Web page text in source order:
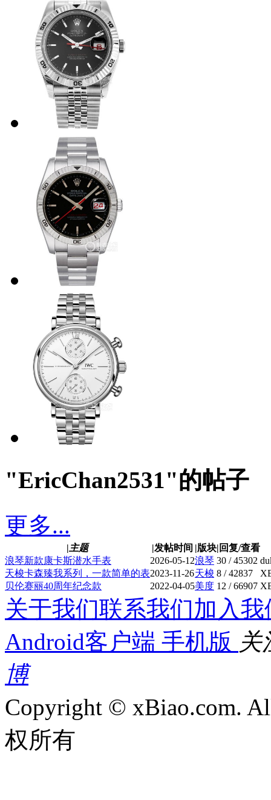
"EricChan2531"的帖子
更多...
| 主题 |发帖时间 |版块| 回复/查看
浪琴新款康卡斯潜水手表
2026-05-12浪琴 30 / 45302
天梭卡森臻我系列，一款简单的表2023-11-26天梭 8 / 42837
贝伦赛丽40周年纪念款
2022-04-05美度 12 / 66907
关于我们联系我们加入我
Android客户端 手机版 关
博
Copyright © xBiao.com.
权所有